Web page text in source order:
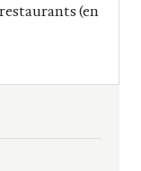
(en